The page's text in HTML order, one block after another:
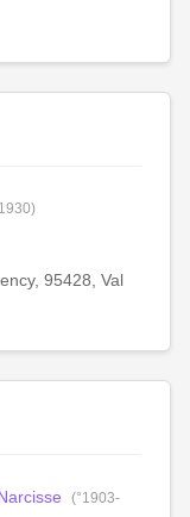
95428, Val
(°1903-